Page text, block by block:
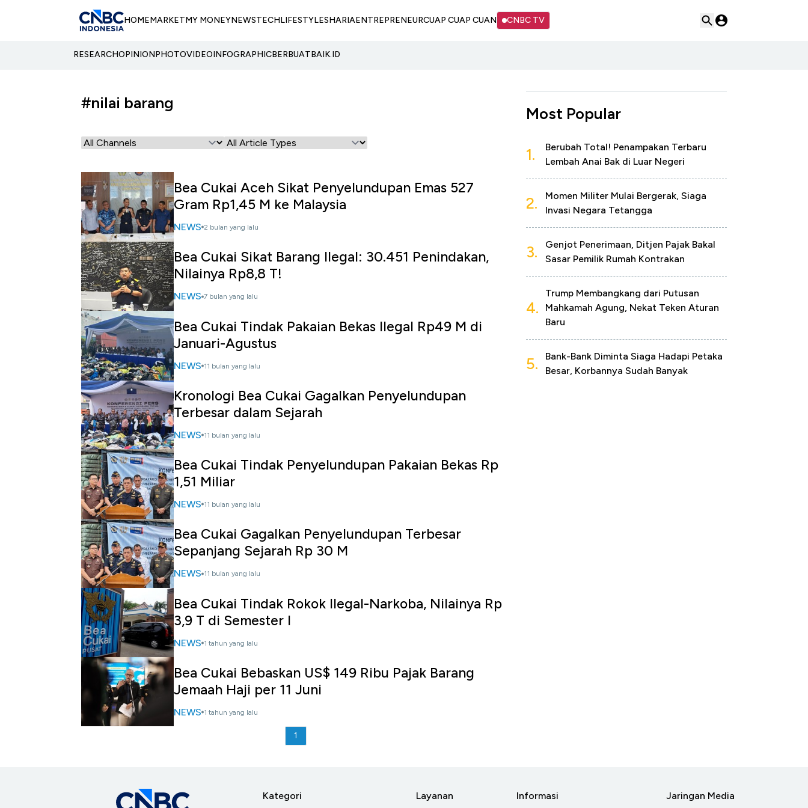
HOMEMARKETMY MONEYNEWSTECHLIFESTYLESHARIAENTREPRENEURCUAP CUAP CUAN CNBC TV
RESEARCHOPINIONPHOTOVIDEOINFOGRAPHICBERBUATBAIK.ID
#nilai barang
Bea Cukai Aceh Sikat Penyelundupan Emas 527
Gram Rp1,45 M ke Malaysia
NEWS 2 bulan yang lalu
Bea Cukai Sikat Barang Ilegal: 30.451 Penindakan,
Nilainya Rp8,8 T!
NEWS 7 bulan yang lalu
Bea Cukai Tindak Pakaian Bekas Ilegal Rp49 M di
Januari-Agustus
NEWS 11 bulan yang lalu
Kronologi Bea Cukai Gagalkan Penyelundupan
Terbesar dalam Sejarah
NEWS 11 bulan yang lalu
Bea Cukai Tindak Penyelundupan Pakaian Bekas Rp
1,51 Miliar
NEWS 11 bulan yang lalu
Bea Cukai Gagalkan Penyelundupan Terbesar
Sepanjang Sejarah Rp 30 M
NEWS 11 bulan yang lalu
Bea Cukai Tindak Rokok Ilegal-Narkoba, Nilainya Rp
3,9 T di Semester I
NEWS 1 tahun yang lalu
Bea Cukai Bebaskan US$ 149 Ribu Pajak Barang
Jemaah Haji per 11 Juni
NEWS 1 tahun yang lalu
1
Most Popular
1.
Berubah Total! Penampakan Terbaru
Lembah Anai Bak di Luar Negeri
2.
Momen Militer Mulai Bergerak, Siaga
Invasi Negara Tetangga
3.
Genjot Penerimaan, Ditjen Pajak Bakal
Sasar Pemilik Rumah Kontrakan
4.
Trump Membangkang dari Putusan
Mahkamah Agung, Nekat Teken Aturan
Baru
5.
Bank-Bank Diminta Siaga Hadapi Petaka
Besar, Korbannya Sudah Banyak
Kategori Layanan Informasi Jaringan Media